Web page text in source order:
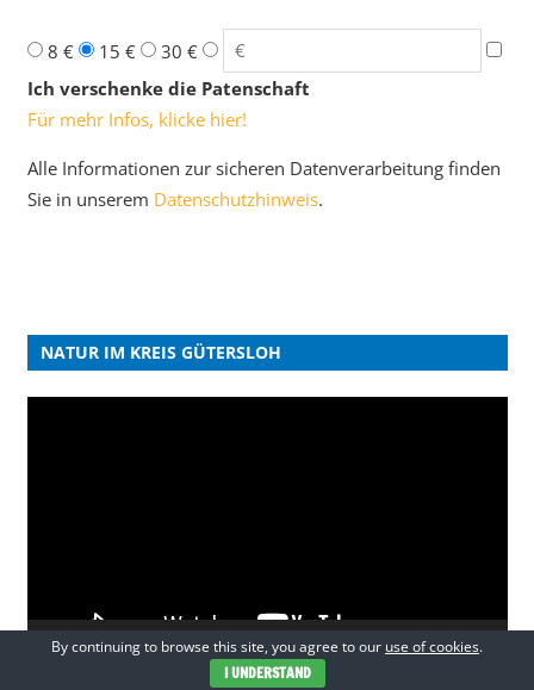
8 € 15 €
30 €
Ich verschenke die Patenschaft
Für mehr Infos, klicke hier!
Alle Informationen zur sicheren Datenverarbeitung finden
Sie in unserem Datenschutzhinweis.
NATUR IM KREIS GÜTERSLOH
00:00 01:30
By continuing to browse this site, you agree to our use of cookies.
I UNDERSTAND